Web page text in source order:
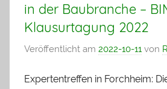
in der Baubranche –
Klausurtagung 2022
Veröffentlicht am 2022-10-11 von
Expertentreffen in Forchheim: